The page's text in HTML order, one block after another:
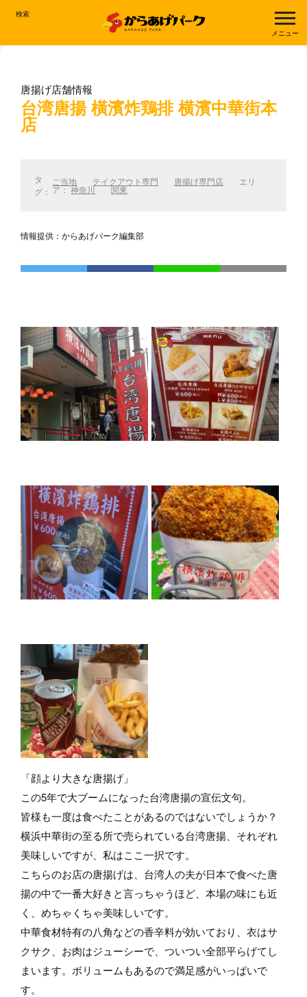
検索
メニュー
唐揚げ店舗情報
台湾唐揚 橫濱炸鶏排 横濱中華街本
店
タ
グ：
ご当地 テイクアウト専門 唐揚げ専門店 エリ
ア：神奈川 関東
情報提供：からあげパーク編集部
「顔より大きな唐揚げ」
この5年で大ブームになった台湾唐揚の宣伝文句。
皆様も一度は食べたことがあるのではないでしょうか？
横浜中華街の至る所で売られている台湾唐揚、それぞれ
美味しいですが、私はここ一択です。
こちらのお店の唐揚げは、台湾人の夫が日本で食べた唐
揚の中で一番大好きと言っちゃうほど、本場の味にも近
く、めちゃくちゃ美味しいです。
中華食材特有の八角などの香辛料が効いており、衣はサ
クサク、お肉はジューシーで、ついつい全部平らげてし
まいます。ボリュームもあるので満足感がいっぱいで
す。